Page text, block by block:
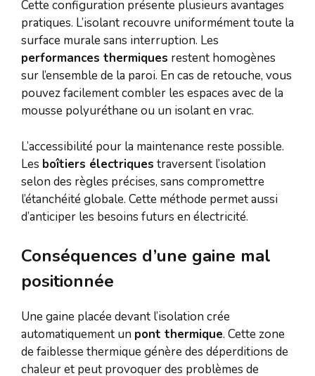
Cette configuration présente plusieurs avantages
pratiques. L’isolant recouvre uniformément toute la
surface murale sans interruption. Les
performances thermiques restent homogènes
sur l’ensemble de la paroi. En cas de retouche, vous
pouvez facilement combler les espaces avec de la
mousse polyuréthane ou un isolant en vrac.
L’accessibilité pour la maintenance reste possible.
Les boîtiers électriques traversent l’isolation
selon des règles précises, sans compromettre
l’étanchéité globale. Cette méthode permet aussi
d’anticiper les besoins futurs en électricité.
Conséquences d’une gaine mal
positionnée
Une gaine placée devant l’isolation crée
automatiquement un pont thermique. Cette zone
de faiblesse thermique génère des déperditions de
chaleur et peut provoquer des problèmes de